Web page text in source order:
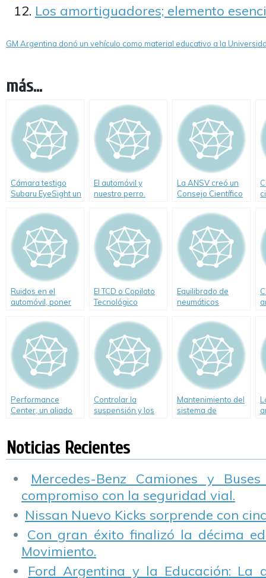
Los amortiguadores; elemento
GM Argentina donó un vehículo como material educativo a la
más...
Cámara testigo
Subaru EyeSight un
Seguridad Vial
El automóvil y
nuestro perro.
seguros
La ANSV creó un
Consejo Científico
Ruidos en el
automóvil, poner
El TCD o Copiloto
Tecnológico
Equilibrado de
neumáticos
Performance
Center, un aliado
vacaciones.
Controlar la
suspensión y los
Mantenimiento del
sistema de
Noticias Recientes
Mercedes-Benz Camiones y
compromiso con la seguridad vial.
Nissan Nuevo Kicks sorprende con
Con gran éxito finalizó la décima
Movimiento.
Ford Argentina y la Educación: La